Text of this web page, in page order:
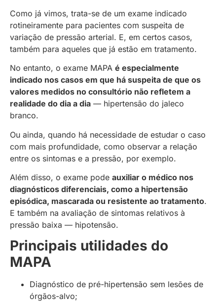
Como já vimos, trata-se de um exame indicado
rotineiramente para pacientes com suspeita de
variação de pressão arterial. E, em certos casos,
também para aqueles que já estão em tratamento.
No entanto, o exame MAPA é especialmente
indicado nos casos em que há suspeita de que os
valores medidos no consultório não refletem a
realidade do dia a dia — hipertensão do jaleco
branco.
Ou ainda, quando há necessidade de estudar o caso
com mais profundidade, como observar a relação
entre os sintomas e a pressão, por exemplo.
Além disso, o exame pode auxiliar o médico nos
diagnósticos diferenciais, como a hipertensão
episódica, mascarada ou resistente ao tratamento.
E também na avaliação de sintomas relativos à
pressão baixa — hipotensão.
Principais utilidades do
MAPA
Diagnóstico de pré-hipertensão sem lesões de
órgãos-alvo;